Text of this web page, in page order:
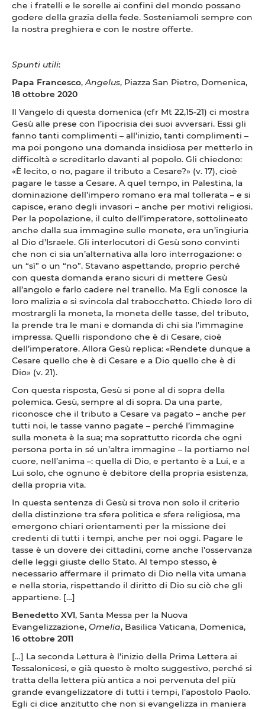
che i fratelli e le sorelle ai confini del mondo possano
godere della grazia della fede. Sosteniamoli sempre con
la nostra preghiera e con le nostre offerte.
Spunti utili:
Papa Francesco,Angelus, Piazza San Pietro, Domenica,
18 ottobre 2020
Il Vangelo di questa domenica (cfr Mt 22,15-21) ci mostra
Gesù alle prese con l’ipocrisia dei suoi avversari. Essi gli
fanno tanti complimenti – all’inizio, tanti complimenti –
ma poi pongono una domanda insidiosa per metterlo in
difficoltà e screditarlo davanti al popolo. Gli chiedono:
«È lecito, o no, pagare il tributo a Cesare?» (v. 17), cioè
pagare le tasse a Cesare. A quel tempo, in Palestina, la
dominazione dell’impero romano era mal tollerata – e si
capisce, erano degli invasori – anche per motivi religiosi.
Per la popolazione, il culto dell’imperatore, sottolineato
anche dalla sua immagine sulle monete, era un’ingiuria
al Dio d’Israele. Gli interlocutori di Gesù sono convinti
che non ci sia un’alternativa alla loro interrogazione: o
un “sì” o un “no”. Stavano aspettando, proprio perché
con questa domanda erano sicuri di mettere Gesù
all’angolo e farlo cadere nel tranello. Ma Egli conosce la
loro malizia e si svincola dal trabocchetto. Chiede loro di
mostrargli la moneta, la moneta delle tasse, del tributo,
la prende tra le mani e domanda di chi sia l’immagine
impressa. Quelli rispondono che è di Cesare, cioè
dell’imperatore. Allora Gesù replica: «Rendete dunque a
Cesare quello che è di Cesare e a Dio quello che è di
Dio» (v. 21).
Con questa risposta, Gesù si pone al di sopra della
polemica. Gesù, sempre al di sopra. Da una parte,
riconosce che il tributo a Cesare va pagato – anche per
tutti noi, le tasse vanno pagate – perché l’immagine
sulla moneta è la sua; ma soprattutto ricorda che ogni
persona porta in sé un’altra immagine – la portiamo nel
cuore, nell’anima –: quella di Dio, e pertanto è a Lui, e a
Lui solo, che ognuno è debitore della propria esistenza,
della propria vita.
In questa sentenza di Gesù si trova non solo il criterio
della distinzione tra sfera politica e sfera religiosa, ma
emergono chiari orientamenti per la missione dei
credenti di tutti i tempi, anche per noi oggi. Pagare le
tasse è un dovere dei cittadini, come anche l’osservanza
delle leggi giuste dello Stato. Al tempo stesso, è
necessario affermare il primato di Dio nella vita umana
e nella storia, rispettando il diritto di Dio su ciò che gli
appartiene. […]
Benedetto XVI, Santa Messa per la Nuova
Evangelizzazione, Omelia, Basilica Vaticana, Domenica,
16 ottobre 2011
[…] La seconda Lettura è l’inizio della Prima Lettera ai
Tessalonicesi, e già questo è molto suggestivo, perché si
tratta della lettera più antica a noi pervenuta del più
grande evangelizzatore di tutti i tempi, l’apostolo Paolo.
Egli ci dice anzitutto che non si evangelizza in maniera